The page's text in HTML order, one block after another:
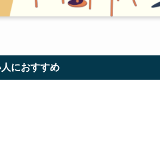
におすすめ